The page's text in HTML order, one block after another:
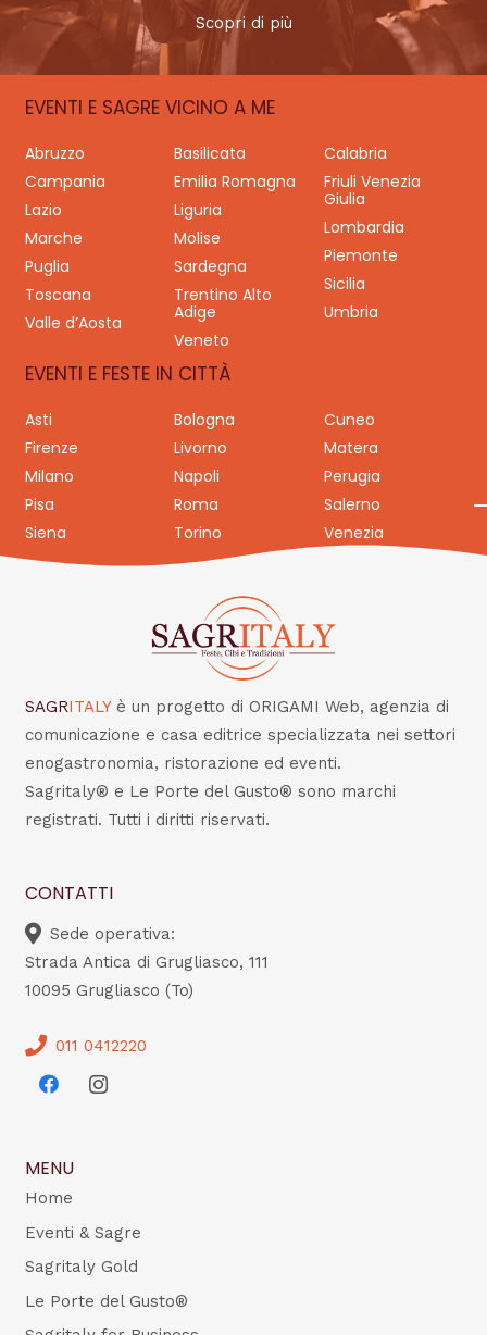
Scopri di più
EVENTI E SAGRE VICINO A ME
Abruzzo Basilicata
Calabria
Campania
Emilia Romagna
Friuli Venezia
Giulia
Lazio
Liguria
Lombardia
Marche
Molise
Piemonte
Puglia
Sardegna
Sicilia
Toscana
Trentino Alto
Adige
Umbria
Valle d’Aosta
Veneto
EVENTI E FESTE IN CITTÀ
Asti Bologna
Cuneo
Firenze
Livorno
Matera
Milano
Napoli
Perugia
Pisa
Roma
Salerno
Siena
Torino Venezia
SAGRITALY è un progetto di ORIGAMI Web, agenzia di
comunicazione e casa editrice specializzata nei settori
enogastronomia, ristorazione ed eventi.
Sagritaly® e Le Porte del Gusto® sono marchi
registrati. Tutti i diritti riservati.
CONTATTI
Sede operativa:
Strada Antica di Grugliasco, 111
10095 Grugliasco (To)
011 0412220
MENU
Home
Eventi & Sagre
Sagritaly Gold
Le Porte del Gusto®